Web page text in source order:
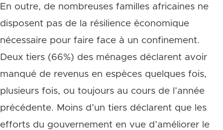
En outre, de nombreuses familles africaines ne
disposent pas de la résilience économique
nécessaire pour faire face à un confinement.
Deux tiers (66%) des ménages déclarent avoir
manqué de revenus en espèces quelques fois,
plusieurs fois, ou toujours au cours de l’année
précédente. Moins d’un tiers déclarent que les
efforts du gouvernement en vue d’améliorer le